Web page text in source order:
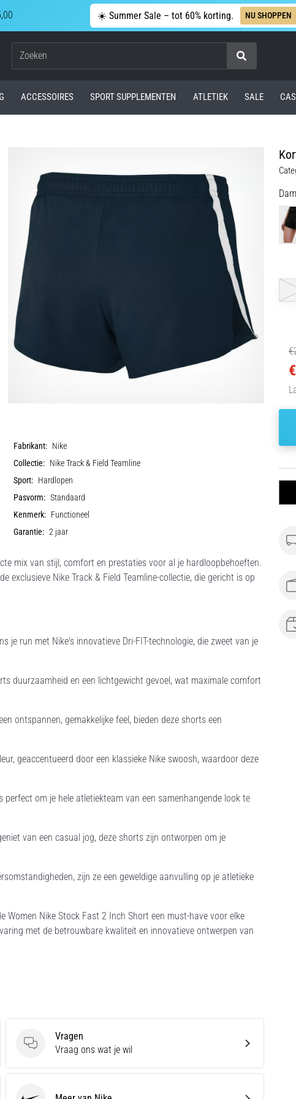
☀️ Summer Sale – tot 60% korting. NU SHOPPEN
Zoeken
ACCESSOIRES SPORT SUPPLEMENTEN ATLETIEK SALE
Fabrikant: Nike
Collectie: Nike Track & Field Teamline
Sport: Hardlopen
Pasvorm: Standaard
Kenmerk: Functioneel
Garantie: 2 jaar
mix van stijl, comfort en prestaties voor al je hardloopbehoeften.
exclusieve Nike Track & Field Teamline-collectie, die gericht is op
je run met Nike's innovatieve Dri-FIT-technologie, die zweet van je
duurzaamheid en een lichtgewicht gevoel, wat maximale comfort
ontspannen, gemakkelijke feel, bieden deze shorts een
geaccentueerd door een klassieke Nike swoosh, waardoor deze
om je hele atletiekteam van een samenhangende look te
van een casual jog, deze shorts zijn ontworpen om je
zijn ze een geweldige aanvulling op je atletieke
Women Nike Stock Fast 2 Inch Short een must-have voor elke
met de betrouwbare kwaliteit en innovatieve ontwerpen van
Vragen
Vragen
Vraag ons wat je wil